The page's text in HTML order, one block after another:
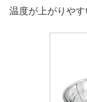
温度が上がりやす